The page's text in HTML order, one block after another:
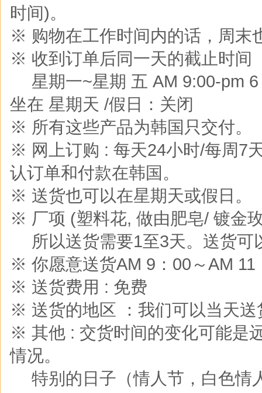
时间)。
※ 购物在工作时间内的话，周末
※ 收到订单后同一天的截止时间
※星期一~星期 五 AM 9:00-pm
坐在 星期天 /假日：关闭
※ 所有这些产品为韩国只交付。
※ 网上订购 : 每天24小时/每周7
认订单和付款在韩国。
※ 送货也可以在星期天或假日。
※ 厂项 (塑料花, 做由肥皂/ 镀金
所以送货需要1至3天。送货可
※ 你愿意送货AM 9：00～AM
※ 送货费用 : 免费
※ 送货的地区 ：我们可以当天
※ 其他 : 交货时间的变化可能是
情况。
※特别的日子（情人节，白色情